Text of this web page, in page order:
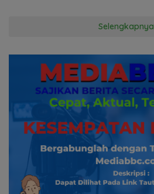
Selengkapnya